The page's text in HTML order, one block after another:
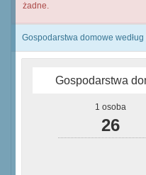
żadne.
Gospodarstwa domowe
Gospodarstwa
1 osoba
26